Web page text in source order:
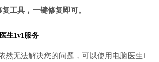
工具，一键修复即可。
生1v1服务
然无法解决您的问题，可以使用电脑医生1